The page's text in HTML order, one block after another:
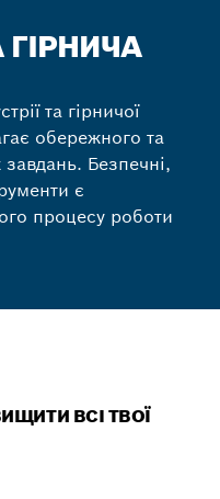
ГІРНИЧА
та гірничої
обережного та
Безпечні,
є
процесу роботи
ВСІ ТВОЇ